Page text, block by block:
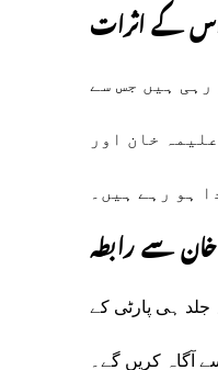
اس کے اثرات
ہیں جس سے
خان اور
ہو رہے ہیں۔
خان سے رابطہ
ہی پارٹی کے
آگاہ کریں گے۔